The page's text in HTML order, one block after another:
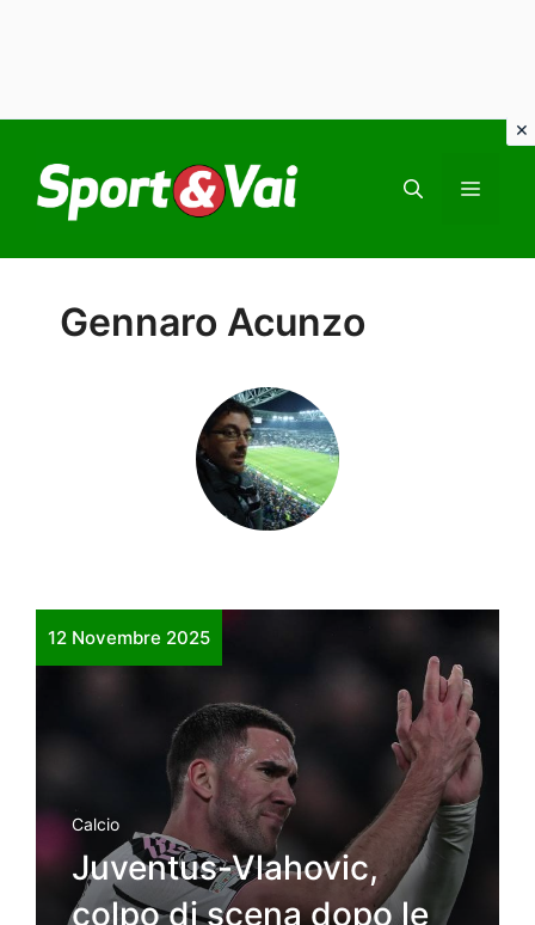
contenuto
Gennaro Acunzo
12 Novembre 2025
Calcio
Juventus-Vlahovic,
colpo di scena dopo le